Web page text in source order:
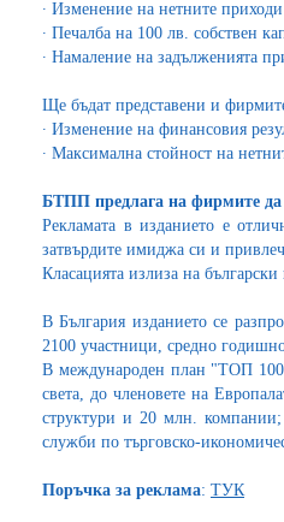
∙ Изменение на нетните
∙ Печалба на 100 лв. собствен
∙ Намаление на задълженията
Ще бъдат представени и
∙ Изменение на финансовия
∙ Максимална стойност на
БТПП предлага на фирмите
Рекламата в изданието е
затвърдите имиджа си и
Класацията излиза на
В България изданието се
2100 участници, средно
В международен план "ТОП 100"
света, до членовете на
структури и 20 млн. компании;
служби по търговско-
Поръчка за реклама: ТУК